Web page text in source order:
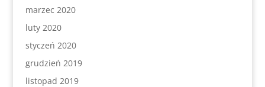
marzec 2020
luty 2020
styczeń 2020
grudzień 2019
listopad 2019